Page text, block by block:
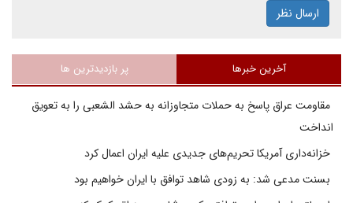
ارسال نظر
آخرین خبرها پر بازدیدترین ها
مقاومت عراق پاسخ به حملات متجاوزانه به حشد الشعبی را به تعویق
انداخت
خزانه‌داری آمریکا تحریم‌های جدیدی علیه ایران اعمال کرد
بسنت مدعی شد: به زودی شاهد توافق با ایران خواهیم بود